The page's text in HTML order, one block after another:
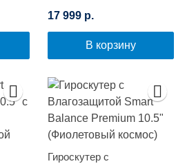
(Зеленый граффити)
17 999 р.
В корзину
Гироскутер с